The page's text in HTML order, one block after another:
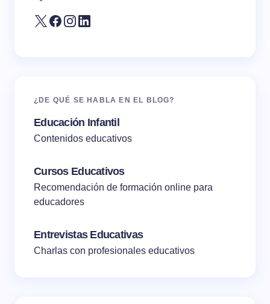
¿DE QUÉ SE HABLA EN EL BLOG?
Educación Infantil
Contenidos educativos
Cursos Educativos
Recomendación de formación online para
educadores
Entrevistas Educativas
Charlas con profesionales educativos